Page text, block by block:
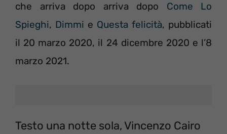
che arriva dopo arriva dopo Come Lo
Spieghi, Dimmi e Questa felicità, pubblicati
il 20 marzo 2020, il 24 dicembre 2020 e l’8
marzo 2021.
Testo una notte sola, Vincenzo Cairo